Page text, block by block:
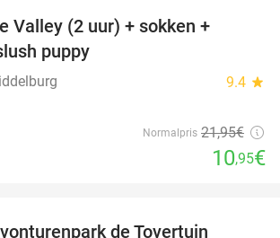
Valley (2 uur) + sokken +
puppy
9.4 star
Normalpris 21,95€
10,95€
de Tovertuin